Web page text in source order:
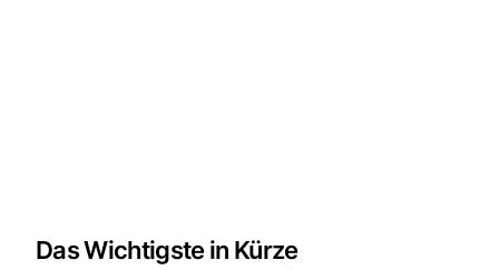
Das Wichtigste in Kürze